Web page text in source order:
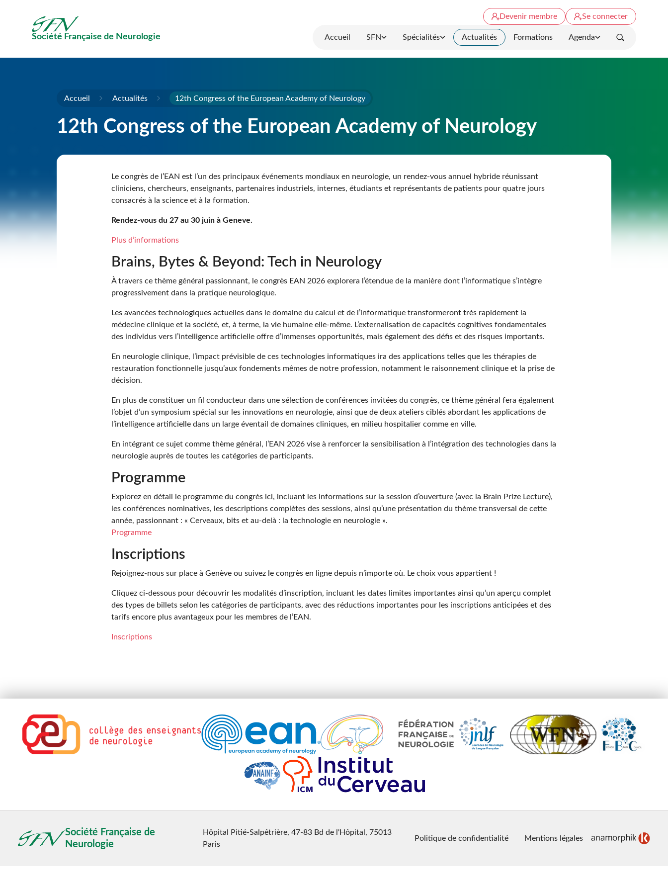
Société Française de Neurologie Accueil SFN Spécialités Actualités Formations Agenda
Rechercher
Devenir membre Se connecter
Accueil Actualités 12th Congress of the European Academy of Neurology
12th Congress of the European Academy of Neurology
Le congrès de l’EAN est l’un des principaux événements mondiaux en neurologie, un rendez-vous annuel hybride réunissant
cliniciens, chercheurs, enseignants, partenaires industriels, internes, étudiants et représentants de patients pour quatre jours
consacrés à la science et à la formation.
Rendez-vous du 27 au 30 juin à Geneve.
Plus d’informations
Brains, Bytes & Beyond: Tech in Neurology
À travers ce thème général passionnant, le congrès EAN 2026 explorera l’étendue de la manière dont l’informatique s’intègre
progressivement dans la pratique neurologique.
Les avancées technologiques actuelles dans le domaine du calcul et de l’informatique transformeront très rapidement la
médecine clinique et la société, et, à terme, la vie humaine elle-même. L’externalisation de capacités cognitives fondamentales
des individus vers l’intelligence artificielle offre d’immenses opportunités, mais également des défis et des risques importants.
En neurologie clinique, l’impact prévisible de ces technologies informatiques ira des applications telles que les thérapies de
restauration fonctionnelle jusqu’aux fondements mêmes de notre profession, notamment le raisonnement clinique et la prise de
décision.
En plus de constituer un fil conducteur dans une sélection de conférences invitées du congrès, ce thème général fera également
l’objet d’un symposium spécial sur les innovations en neurologie, ainsi que de deux ateliers ciblés abordant les applications de
l’intelligence artificielle dans un large éventail de domaines cliniques, en milieu hospitalier comme en ville.
En intégrant ce sujet comme thème général, l’EAN 2026 vise à renforcer la sensibilisation à l’intégration des technologies dans la
neurologie auprès de toutes les catégories de participants.
Programme
Explorez en détail le programme du congrès ici, incluant les informations sur la session d’ouverture (avec la Brain Prize Lecture),
les conférences nominatives, les descriptions complètes des sessions, ainsi qu’une présentation du thème transversal de cette
année, passionnant : « Cerveaux, bits et au-delà : la technologie en neurologie ».
Programme
Inscriptions
Rejoignez-nous sur place à Genève ou suivez le congrès en ligne depuis n’importe où. Le choix vous appartient !
Cliquez ci-dessous pour découvrir les modalités d’inscription, incluant les dates limites importantes ainsi qu’un aperçu complet
des types de billets selon les catégories de participants, avec des réductions importantes pour les inscriptions anticipées et des
tarifs encore plus avantageux pour les membres de l’EAN.
Inscriptions
Société Française de
Neurologie
Hôpital Pitié-Salpêtrière, 47-83 Bd de l'Hôpital, 75013
Paris
Politique de confidentialité Mentions légales